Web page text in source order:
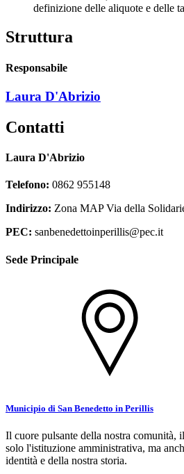
definizione delle aliquote e delle
Struttura
Responsabile
Laura D'Abrizio
Contatti
Laura D'Abrizio
Telefono: 0862 955148
Indirizzo: Zona MAP Via della
PEC: sanbenedettoinperillis@pec.it
Sede Principale
Municipio di San Benedetto in Perillis
Il cuore pulsante della nostra comunità,
solo l'istituzione amministrativa, ma
identità e della nostra storia.